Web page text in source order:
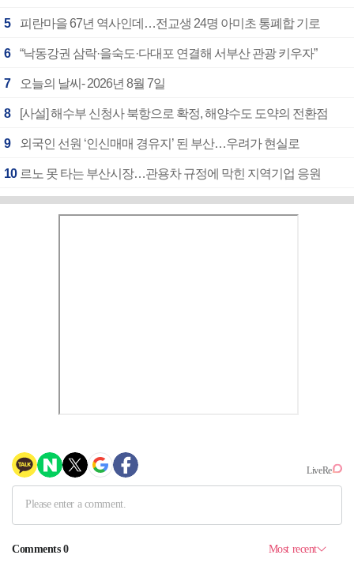
5 피란마을 67년 역사인데…전교생 24명 아미초 통폐합 기로
6 “낙동강권 삼락·을숙도·다대포 연결해 서부산 관광 키우자”
7 오늘의 날씨- 2026년 8월 7일
8 [사설] 해수부 신청사 북항으로 확정, 해양수도 도약의 전환점
9 외국인 선원 ‘인신매매 경유지’ 된 부산…우려가 현실로
10 르노 못 타는 부산시장…관용차 규정에 막힌 지역기업 응원